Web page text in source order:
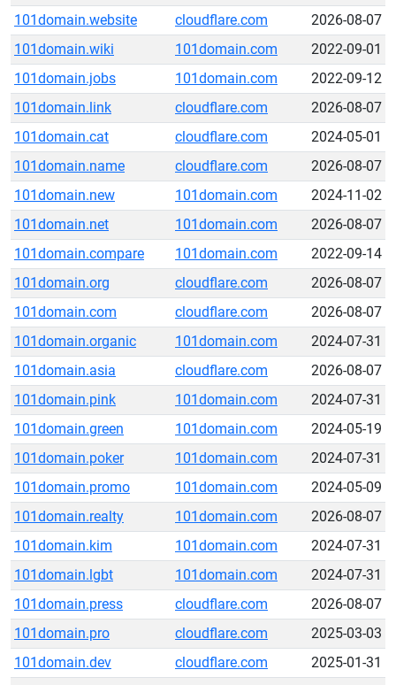
101domain.website
cloudflare.com
2026-08-07
101domain.wiki
101domain.com
2022-09-01
101domain.jobs
101domain.com
2022-09-12
101domain.link
cloudflare.com
2026-08-07
101domain.cat
cloudflare.com
2024-05-01
101domain.name
cloudflare.com
2026-08-07
101domain.new
101domain.com
2024-11-02
101domain.net
101domain.com
2026-08-07
101domain.compare
101domain.com
2022-09-14
101domain.org
cloudflare.com
2026-08-07
101domain.com
cloudflare.com
2026-08-07
101domain.organic
101domain.com
2024-07-31
101domain.asia
cloudflare.com
2026-08-07
101domain.pink
101domain.com
2024-07-31
101domain.green
101domain.com
2024-05-19
101domain.poker
101domain.com
2024-07-31
101domain.promo
101domain.com
2024-05-09
101domain.realty
101domain.com
2026-08-07
101domain.kim
101domain.com
2024-07-31
101domain.lgbt
101domain.com
2024-07-31
101domain.press
cloudflare.com
2026-08-07
101domain.pro
cloudflare.com
2025-03-03
101domain.dev
cloudflare.com
2025-01-31